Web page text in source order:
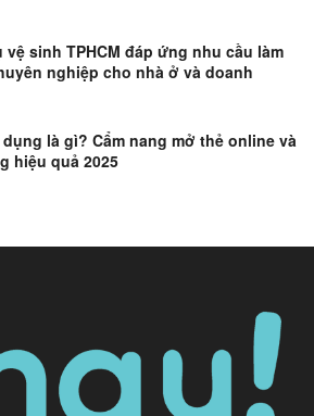
vệ sinh TPHCM đáp ứng nhu cầu làm
nghiệp cho nhà ở và doanh
là gì? Cẩm nang mở thẻ online và
hiệu quả 2025